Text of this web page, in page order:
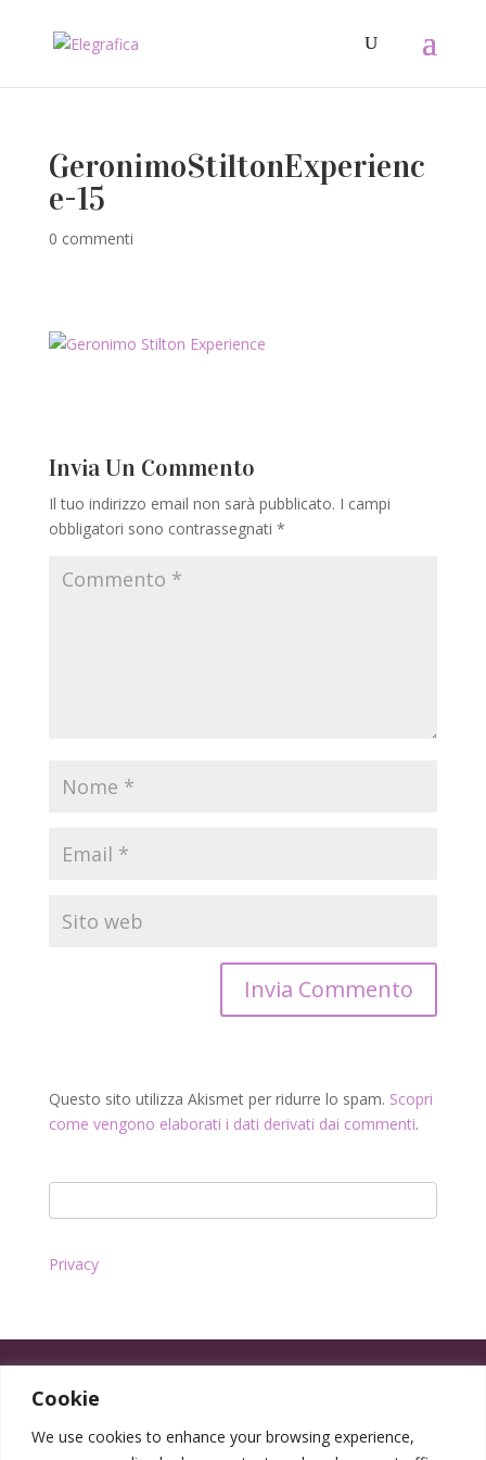
Cookie
We use cookies to enhance your browsing experience,
GeronimoStiltonExperienc
e-15
0 commenti
Invia Un Commento
Il tuo indirizzo email non sarà pubblicato. I campi
obbligatori sono contrassegnati *
Questo sito utilizza Akismet per ridurre lo spam. Scopri
come vengono elaborati i dati derivati dai commenti.
Privacy